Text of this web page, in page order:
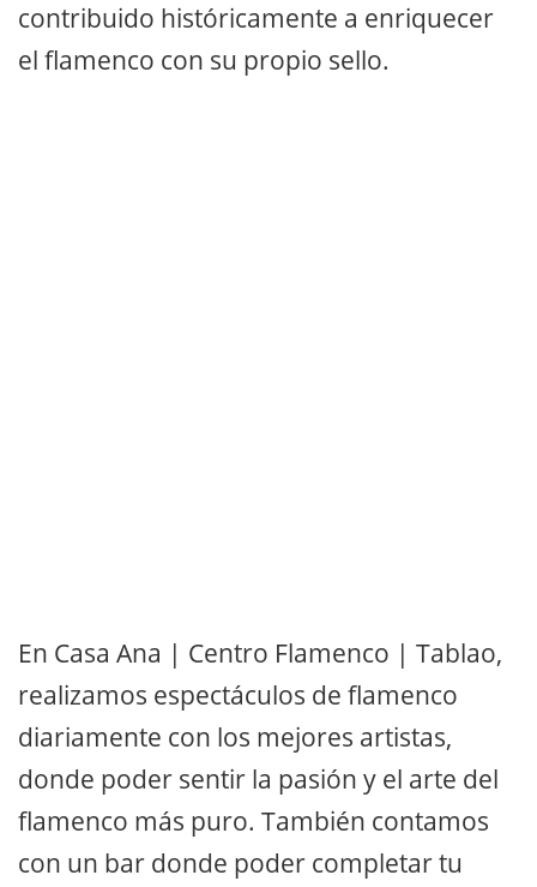
contribuido históricamente a enriquecer
el flamenco con su propio sello.
En Casa Ana | Centro Flamenco | Tablao,
realizamos espectáculos de flamenco
diariamente con los mejores artistas,
donde poder sentir la pasión y el arte del
flamenco más puro. También contamos
con un bar donde poder completar tu